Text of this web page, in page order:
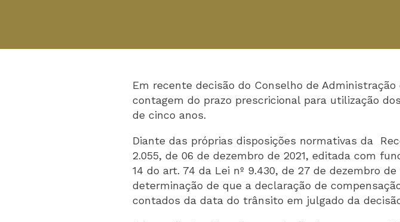
Em recente decisão do Conselho de
contagem do prazo prescricional para utilização
de cinco anos.
Diante das próprias disposições normativas da
2.055, de 06 de dezembro de 2021, editada com
14 do art. 74 da Lei nº 9.430, de 27 de dezembro
determinação de que a declaração de
contados da data do trânsito em julgado da